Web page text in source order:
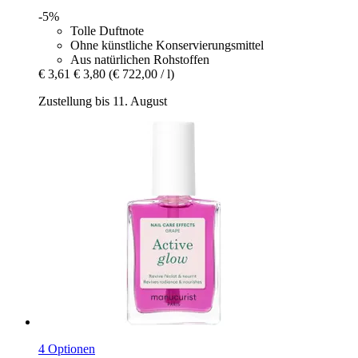
-5%
Tolle Duftnote
Ohne künstliche Konservierungsmittel
Aus natürlichen Rohstoffen
€ 3,61 € 3,80 (€ 722,00 / l)
Zustellung bis 11. August
4 Optionen